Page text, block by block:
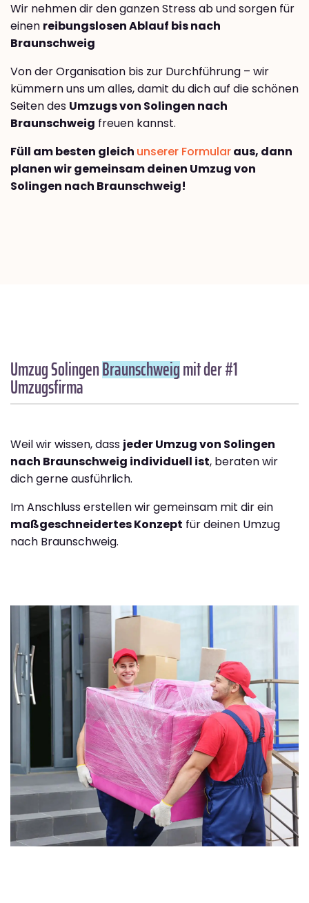
Wir nehmen dir den ganzen Stress ab und sorgen für
einen reibungslosen Ablauf bis nach
Braunschweig
Von der Organisation bis zur Durchführung – wir
kümmern uns um alles, damit du dich auf die schönen
Seiten des Umzugs von Solingen nach
Braunschweig freuen kannst.
Füll am besten gleich unserer Formularaus, dann
planen wir gemeinsam deinen Umzug von
Solingen nach Braunschweig!
Umzug SolingenBraunschweigmit der #1
Umzugsfirma
Weil wir wissen, dass jeder Umzug von Solingen
nach Braunschweig individuell ist, beraten wir
dich gerne ausführlich.
Im Anschluss erstellen wir gemeinsam mit dir ein
maßgeschneidertes Konzept für deinen Umzug
nach Braunschweig.